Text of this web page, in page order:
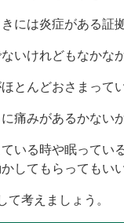
には炎症がある証
いけれどもなかな
とんどおさまって
痛みがあるかない
いる時や眠ってい
してもらってもい
て考えましょう。